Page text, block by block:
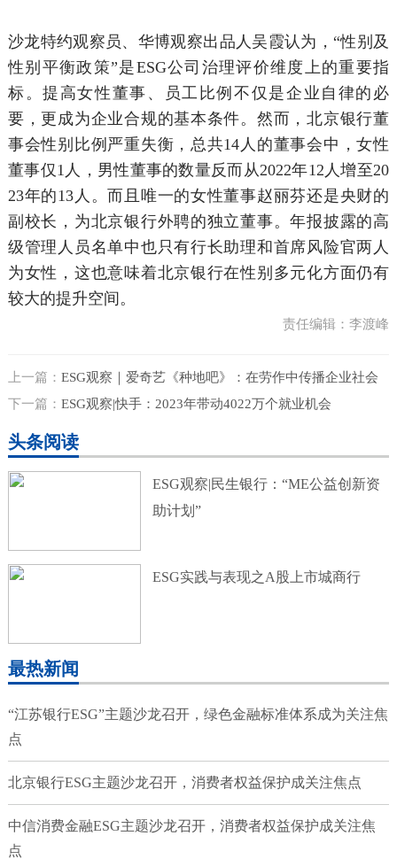
沙龙特约观察员、华博观察出品人吴霞认为，“性别及
性别平衡政策”是ESG公司治理评价维度上的重要指
标。提高女性董事、员工比例不仅是企业自律的必
要，更成为企业合规的基本条件。然而，北京银行董
事会性别比例严重失衡，总共14人的董事会中，女性
董事仅1人，男性董事的数量反而从2022年12人增至20
23年的13人。而且唯一的女性董事赵丽芬还是央财的
副校长，为北京银行外聘的独立董事。年报披露的高
级管理人员名单中也只有行长助理和首席风险官两人
为女性，这也意味着北京银行在性别多元化方面仍有
较大的提升空间。
责任编辑：李渡峰
上一篇： ESG观察｜爱奇艺《种地吧》：在劳作中传播企业社会
责任
下一篇： ESG观察|快手：2023年带动4022万个就业机会
头条阅读
ESG观察|民生银行：“ME公益创新资
助计划”
ESG实践与表现之A股上市城商行
最热新闻
“江苏银行ESG”主题沙龙召开，绿色金融标准体系成为关注焦
点
北京银行ESG主题沙龙召开，消费者权益保护成关注焦点
中信消费金融ESG主题沙龙召开，消费者权益保护成关注焦
点